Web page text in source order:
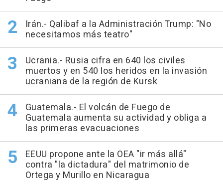
Irán.- Qalibaf a la Administración Trump: "No
necesitamos más teatro"
Ucrania.- Rusia cifra en 640 los civiles
muertos y en 540 los heridos en la invasión
ucraniana de la región de Kursk
Guatemala.- El volcán de Fuego de
Guatemala aumenta su actividad y obliga a
las primeras evacuaciones
EEUU propone ante la OEA "ir más allá"
contra "la dictadura" del matrimonio de
Ortega y Murillo en Nicaragua